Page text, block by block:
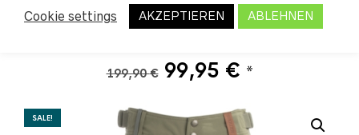
Pant sage 2018
199,90€ Ursprünglicher
war:
199,90 €
99,95 €Aktueller
ist:
99,95 €.
*
SALE!
Cookie settings AKZEPTIEREN ABLEHNEN